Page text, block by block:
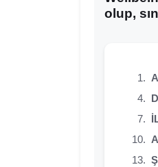
olup,